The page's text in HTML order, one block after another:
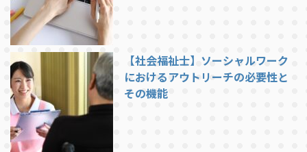
【社会福祉士】ソーシャルワーク
におけるアウトリーチの必要性と
その機能